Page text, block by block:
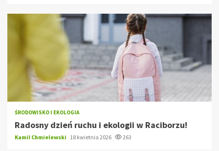
ŚRODOWISKO I EKOLOGIA
Radosny dzień ruchu i ekologii w Raciborzu!
Kamil Chmielewski 18 kwietnia 2026 263